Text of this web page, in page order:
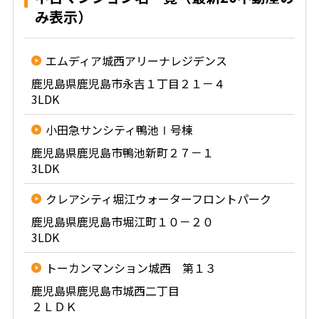
み表示）
エムディア城西アリーナレジデンス
鹿児島県鹿児島市永吉１丁目２１－４
3LDK
小田急サンシティ鴨池Ⅰ号棟
鹿児島県鹿児島市鴨池新町２７－１
3LDK
クレアシティ堀江ウォーターフロントパーク
鹿児島県鹿児島市堀江町１０－２０
3LDK
トーカンマンション城西 第１３
鹿児島県鹿児島市城西二丁目
２ＬＤＫ